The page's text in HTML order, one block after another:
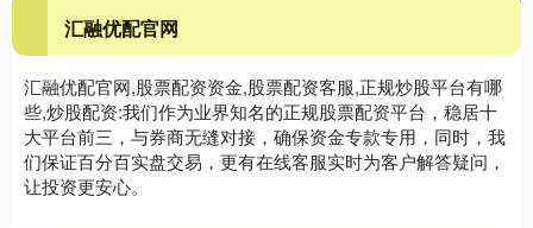
汇融优配官网
汇融优配官网,股票配资资金,股票配资客服,正规炒股平台有哪
些,炒股配资:我们作为业界知名的正规股票配资平台，稳居十
大平台前三，与券商无缝对接，确保资金专款专用，同时，我
们保证百分百实盘交易，更有在线客服实时为客户解答疑问，
让投资更安心。